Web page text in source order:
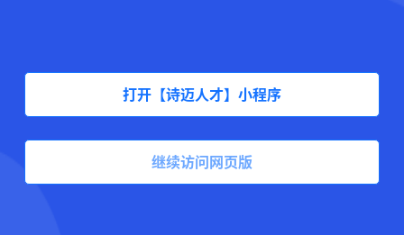
打开【诗迈人才】小程序
继续访问网页版